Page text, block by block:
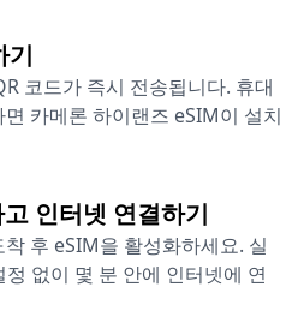
기
코드가 즉시 전송됩니다. 휴대
카메론 하이랜즈 eSIM이 설치
인터넷 연결하기
후 eSIM을 활성화하세요. 실
없이 몇 분 안에 인터넷에 연